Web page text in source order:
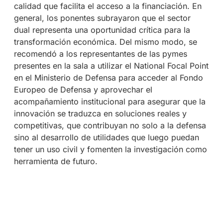
calidad que facilita el acceso a la financiación. En
general, los ponentes subrayaron que el sector
dual representa una oportunidad crítica para la
transformación económica. Del mismo modo, se
recomendó a los representantes de las pymes
presentes en la sala a utilizar el National Focal Point
en el Ministerio de Defensa para acceder al Fondo
Europeo de Defensa y aprovechar el
acompañamiento institucional para asegurar que la
innovación se traduzca en soluciones reales y
competitivas, que contribuyan no solo a la defensa
sino al desarrollo de utilidades que luego puedan
tener un uso civil y fomenten la investigación como
herramienta de futuro.